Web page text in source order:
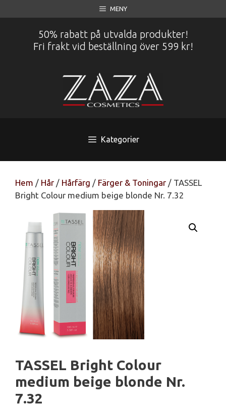
till
MENY
50% rabatt på utvalda produkter!
Fri frakt vid beställning över 599 kr!
Kategorier
Hem / Hår / Hårfärg / Färger & Toningar / TASSEL
Bright Colour medium beige blonde Nr. 7.32
TASSEL Bright Colour
medium beige blonde Nr.
7.32